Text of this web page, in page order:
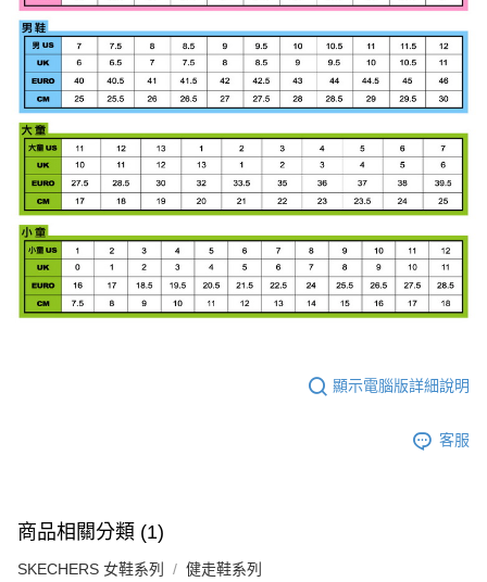
顯示電腦版詳細說明
客服
商品相關分類 (1)
SKECHERS 女鞋系列 健走鞋系列